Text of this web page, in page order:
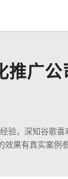
推广公
验，深知谷歌
果有真实案例